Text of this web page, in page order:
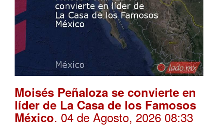
Moisés Peñaloza se convierte en
líder de La Casa de los Famosos
México. 04 de Agosto, 2026 08:33